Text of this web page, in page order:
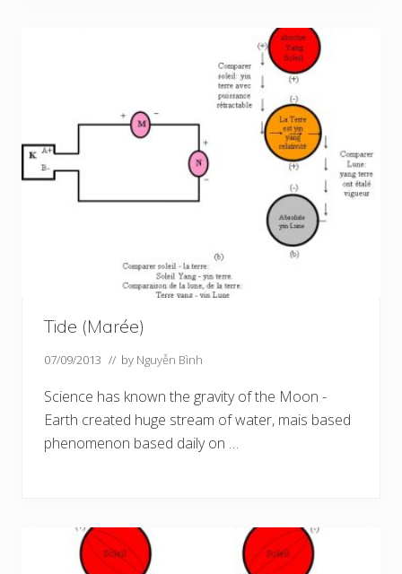
Tide (Marée)
07/09/2013 // by Nguyễn Bình
Science has known the gravity of the Moon -
Earth created huge stream of water, mais based
phenomenon based daily on …